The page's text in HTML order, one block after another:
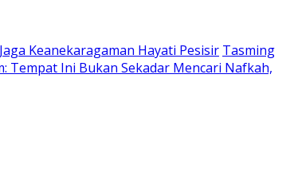
Keanekaragaman Hayati Pesisir Tasming
Tempat Ini Bukan Sekadar Mencari Nafkah,